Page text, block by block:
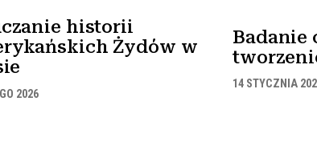
historii
Żydów w
2026
Badanie
14 STYCZNIA